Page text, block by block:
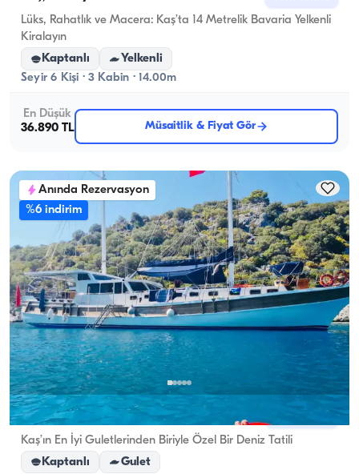
Lüks, Rahatlık ve Macera: Kaş’ta 14 Metrelik Bavaria Yelkenli
Kiralayın
Kaptanlı
Yelkenli
Seyir 6 Kişi · 3 Kabin · 14.00m
En Düşük
36.890 TL
Müsaitlik & Fiyat Gör
Anında Rezervasyon
%6 indirim
Kaş, Antalya
Kaş’ın En İyi Guletlerinden Biriyle Özel Bir Deniz Tatili
Kaptanlı
Gulet